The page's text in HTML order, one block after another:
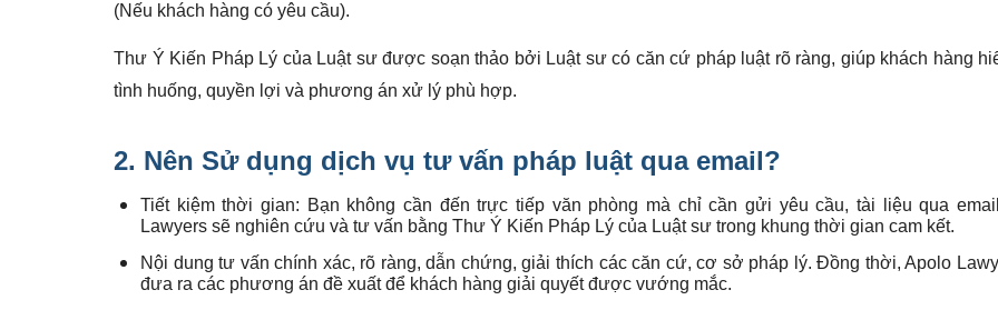
(Nếu khách hàng có yêu cầu).
Thư Ý Kiến Pháp Lý của Luật sư được soạn thảo bởi Luật sư có căn cứ pháp luật rõ ràng, giúp khách hàng
tình huống, quyền lợi và phương án xử lý phù hợp.
2. Nên Sử dụng dịch vụ tư vấn pháp luật qua email?
Tiết kiệm thời gian: Bạn không cần đến trực tiếp văn phòng mà chỉ cần gửi yêu cầu, tài liệu qua
Lawyers sẽ nghiên cứu và tư vấn bằng Thư Ý Kiến Pháp Lý của Luật sư trong khung thời gian cam kết.
Nội dung tư vấn chính xác, rõ ràng, dẫn chứng, giải thích các căn cứ, cơ sở pháp lý. Đồng thời, Apolo
đưa ra các phương án đề xuất để khách hàng giải quyết được vướng mắc.